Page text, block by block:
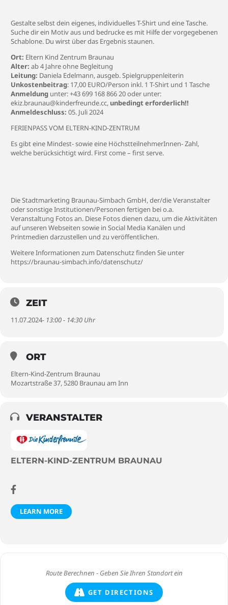
Gestalte selbst dein eigenes, individuelles T-Shirt und eine Tasche.
Suche dir ein Motiv aus und bedrucke es mit Hilfe der vorgegebenen
Schablone. Du wirst über das Ergebnis staunen.
Ort: Eltern Kind Zentrum Braunau
Alter: ab 4 Jahre ohne Begleitung
Leitung: Daniela Edelmann, ausgeb. Spielgruppenleiterin
Unkostenbeitrag: 17,00 EURO/Person inkl. 1 T-Shirt und 1 Tasche
Anmeldung unter: +43 699 168 866 20 oder unter:
ekiz.braunau@kinderfreunde.cc, unbedingt erforderlich!!
Anmeldeschluss: 05. Juli 2024
FERIENPASS VOM ELTERN-KIND-ZENTRUM
Es gibt eine Mindest- sowie eine HöchstteilnehmerInnen- Zahl,
welche berücksichtigt wird. First come – first serve.
Die Stadtmarketing Braunau-Simbach GmbH, der/die Veranstalter
oder sonstige Institutionen/Personen fertigen bei o.a.
Veranstaltung Fotos an. Diese Fotos dienen dazu, um die Aktivitäten
auf unseren Webseiten sowie in Social Media Kanälen und
Printmedien darzustellen und zu veröffentlichen.
Weitere Informationen zum Datenschutz finden Sie unter
https://braunau-simbach.info/datenschutz/
ZEIT
11.07.2024- 13:00 - 14:30 Uhr
ORT
Eltern-Kind-Zentrum Braunau
Mozartstraße 37, 5280 Braunau am Inn
VERANSTALTER
ELTERN-KIND-ZENTRUM BRAUNAU
LEARN MORE
GET DIRECTIONS